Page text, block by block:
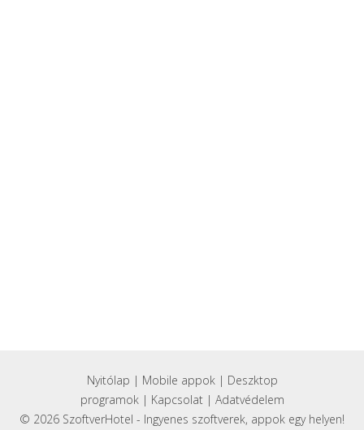
Nyitólap | Mobile appok| Deszktop
programok| Kapcsolat| Adatvédelem
© 2026 SzoftverHotel - Ingyenes szoftverek, appok egy helyen!